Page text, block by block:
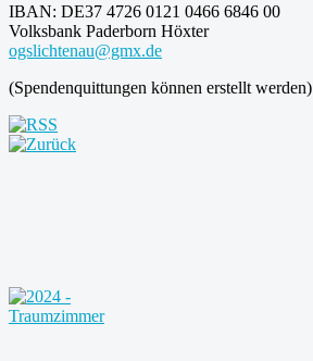
IBAN: DE37 4726 0121 0466 6846 00
Volksbank Paderborn Höxter
ogslichtenau@gmx.de
(Spendenquittungen können erstellt werden)